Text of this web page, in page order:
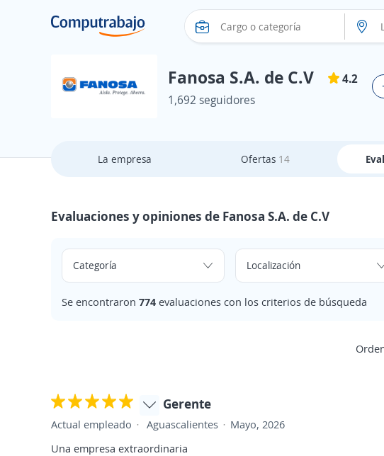
Fanosa S.A. de C.V
4.2
1,692 seguidores
La empresa Ofertas 14
Evaluaciones y opiniones de Fanosa S.A. de C.V
Se encontraron 774 evaluaciones con los criterios de búsqueda
Gerente
Actual empleado Aguascalientes
Mayo, 2026
Una empresa extraordinaria